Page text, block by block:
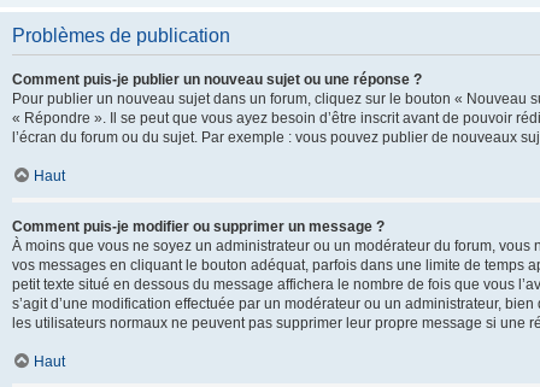
Problèmes de publication
Comment puis-je publier un nouveau sujet ou une réponse ?
Pour publier un nouveau sujet dans un forum, cliquez sur le bouton «
« Répondre ». Il se peut que vous ayez besoin d’être inscrit avant de pouvoir
l’écran du forum ou du sujet. Par exemple : vous pouvez publier de nouveaux
Haut
Comment puis-je modifier ou supprimer un message ?
À moins que vous ne soyez un administrateur ou un modérateur du forum,
vos messages en cliquant le bouton adéquat, parfois dans une limite de temps
petit texte situé en dessous du message affichera le nombre de fois que vous
s’agit d’une modification effectuée par un modérateur ou un administrateur,
les utilisateurs normaux ne peuvent pas supprimer leur propre message si une
Haut